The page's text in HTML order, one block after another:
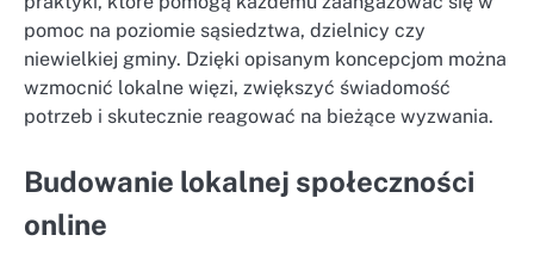
pomoc na poziomie sąsiedztwa, dzielnicy czy
niewielkiej gminy. Dzięki opisanym koncepcjom można
wzmocnić lokalne więzi, zwiększyć świadomość
potrzeb i skutecznie reagować na bieżące wyzwania.
Budowanie lokalnej społeczności
online